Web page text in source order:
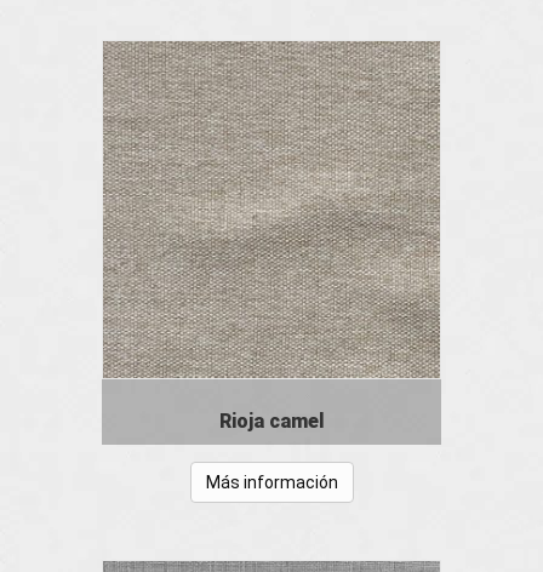
Rioja camel
Más información